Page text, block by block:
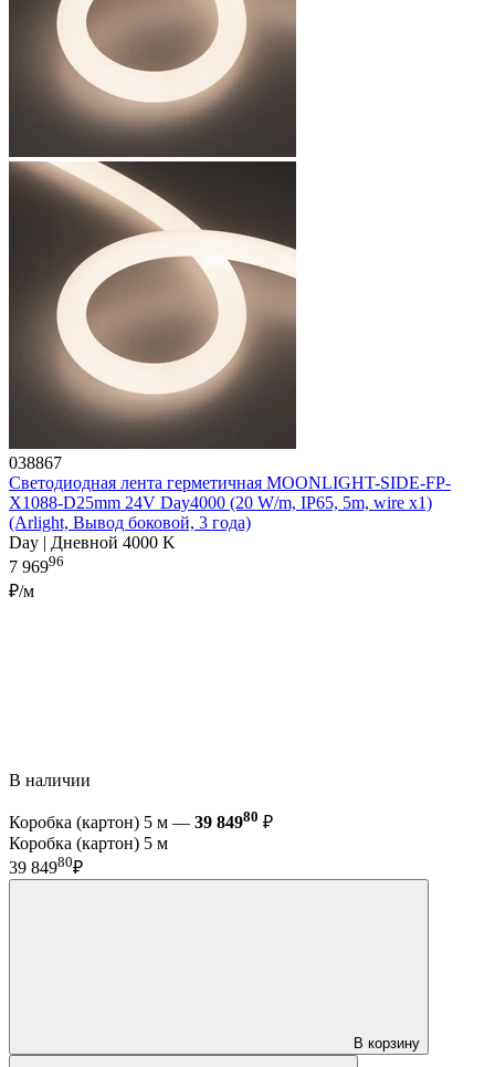
038867
Светодиодная лента герметичная MOONLIGHT-SIDE-FP-
X1088-D25mm 24V Day4000 (20 W/m, IP65, 5m, wire x1)
(Arlight, Вывод боковой, 3 года)
Day | Дневной 4000 K
7 96996
₽/м
В наличии
Коробка (картон) 5 м — 39 84980 ₽
Коробка (картон) 5 м
39 84980₽
В корзину